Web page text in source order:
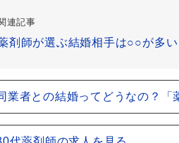
連記事
剤師が選ぶ結婚相手は○○が多い
業者との結婚ってどうなの？「